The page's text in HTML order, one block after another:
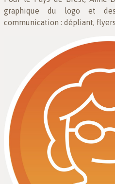
graphique du logo et
communication : dépliant,